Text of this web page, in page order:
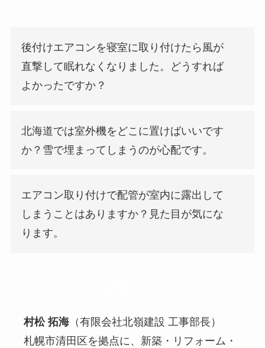
後付けエアコンを寝室に取り付けたら風が
直撃して眠れなくなりました。どうすれば
よかったですか？
北海道では室外機をどこに置けばいいです
か？雪で埋まってしまうのが心配です。
エアコン取り付けで配管が室内に露出して
しまうことはありますか？見た目が気にな
ります。
村松 拓海 （有限会社北嶺建設 工事部長）
札幌市清田区を拠点に、新築・リフォーム・